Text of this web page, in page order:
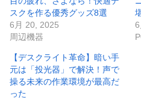
スクを作る優秀グッズ8選
6月 20, 2025
周辺機器
【デスクライト革命】暗い手
元は「投光器」で解決！声で
操る未来の作業環境が最高だ
った